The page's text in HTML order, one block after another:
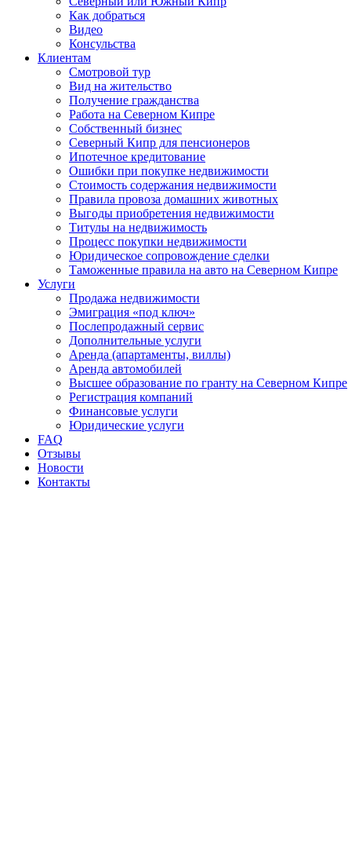
Как добраться
Видео
Консульства
Клиентам
Смотровой тур
Вид на жительство
Получение гражданства
Работа на Северном Кипре
Собственный бизнес
Северный Кипр для пенсионеров
Ипотечное кредитование
Ошибки при покупке недвижимости
Стоимость содержания недвижимости
Правила провоза домашних животных
Выгоды приобретения недвижимости
Титулы на недвижимость
Процесс покупки недвижимости
Юридическое сопровождение сделки
Таможенные правила на авто на Северном Кипре
Услуги
Продажа недвижимости
Эмиграция «под ключ»
Послепродажный сервис
Дополнительные услуги
Аренда (апартаменты, виллы)
Аренда автомобилей
Высшее образование по гранту на Северном Кипре
Регистрация компаний
Финансовые услуги
Юридические услуги
FAQ
Отзывы
Новости
Контакты